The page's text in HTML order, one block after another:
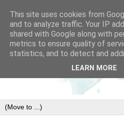
This site uses cookies from
and to analyze traffic. Your IP
shared with Google along with
metrics to ensure quality of
statistics, and to detect and
LEARN MORE